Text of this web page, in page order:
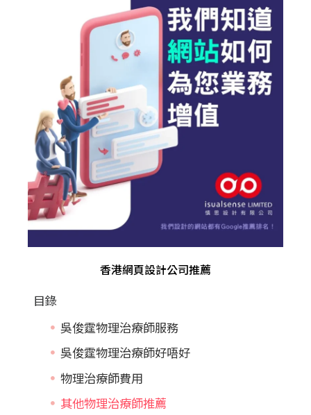
香港網頁設計公司推薦
目錄
吳俊霆物理治療師服務
吳俊霆物理治療師好唔好
物理治療師費用
其他物理治療師推薦